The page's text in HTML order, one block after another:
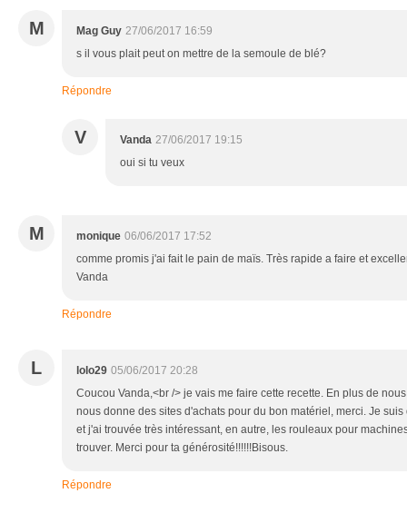
M Mag Guy 27/06/2017 16:59
s il vous plait peut on mettre de la semoule de blé?
Répondre
V Vanda 27/06/2017 19:15
oui si tu veux
M monique 06/06/2017 17:52
comme promis j'ai fait le pain de maïs. Très rapide a faire et
Vanda
Répondre
L lolo29 05/06/2017 20:28
Coucou Vanda,<br /> je vais me faire cette recette. En plus de
nous donne des sites d'achats pour du bon matériel, merci. Je
et j'ai trouvée très intéressant, en autre, les rouleaux pour
trouver. Merci pour ta générosité!!!!!!Bisous.
Répondre